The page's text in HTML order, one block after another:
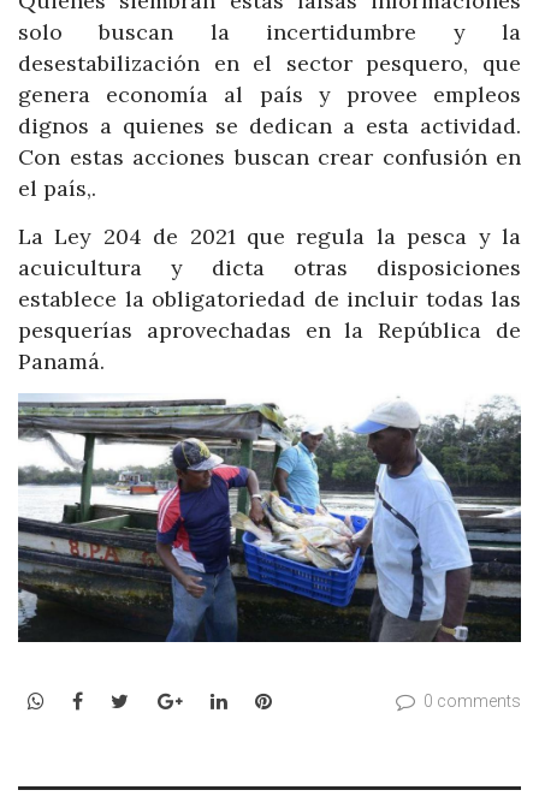
solo buscan la incertidumbre y la
desestabilización en el sector pesquero, que
genera economía al país y provee empleos
dignos a quienes se dedican a esta actividad.
Con estas acciones buscan crear confusión en
el país,.
La Ley 204 de 2021 que regula la pesca y la
acuicultura y dicta otras disposiciones
establece la obligatoriedad de incluir todas las
pesquerías aprovechadas en la República de
Panamá.
WhatsApp
Facebook
TwitterGoogle+LinkedInPinterest 0 comments